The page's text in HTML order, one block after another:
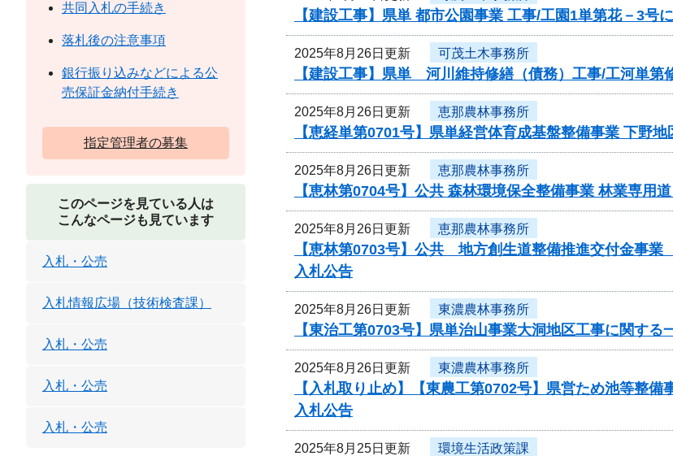
【建設工事】県単 都市公園事業 工事/工園1単第花－3号
2025年8月26日更新 可茂土木事務所
【建設工事】県単 河川維持修繕（債務）工事/工河単第
2025年8月26日更新 恵那農林事務所
【恵経単第0701号】県単経営体育成基盤整備事業 下野
2025年8月26日更新 恵那農林事務所
【恵林第0704号】公共 森林環境保全整備事業 林業専用
2025年8月26日更新 恵那農林事務所
【恵林第0703号】公共 地方創生道整備推進交付金事
入札公告
2025年8月26日更新 東濃農林事務所
【東治工第0703号】県単治山事業大洞地区工事に関する
2025年8月26日更新 東濃農林事務所
【入札取り止め】【東農工第0702号】県営ため池等
入札公告
2025年8月25日更新 環境生活政策課
共同入札の手続き
落札後の注意事項
銀行振り込みなどによる公
売保証金納付手続き
指定管理者の募集
このページを見ている人は
こんなページも見ています
入札・公売
入札情報広場（技術検査課）
入札・公売
入札・公売
入札・公売